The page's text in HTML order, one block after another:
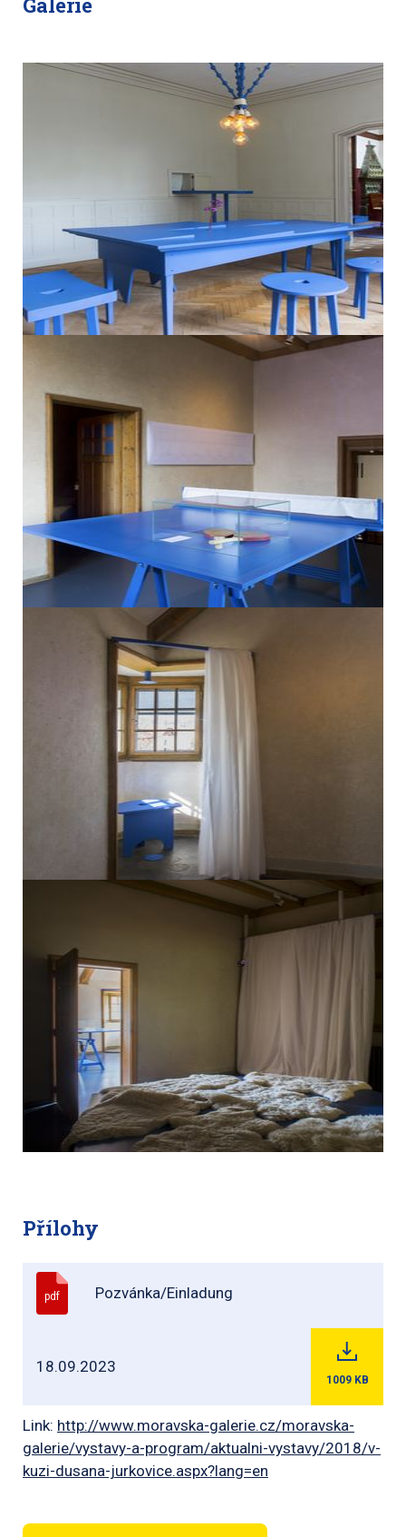
Galerie
Přílohy
pdf Pozvánka/Einladung
18.09.2023
1009 KB
Link: http://www.moravska-galerie.cz/moravska-
galerie/vystavy-a-program/aktualni-vystavy/2018/v-
kuzi-dusana-jurkovice.aspx?lang=en